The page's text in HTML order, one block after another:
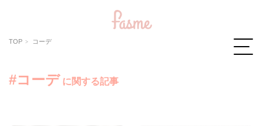
TOP コーデ
#コーデ に関する記事